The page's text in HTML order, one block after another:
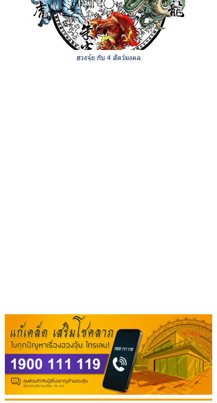
ฮวงจุ้ย กับ 4 สัตว์มงคล